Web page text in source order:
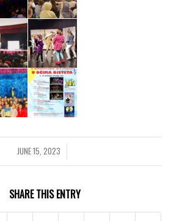
JUNE 15, 2023
/
SHARE THIS ENTRY